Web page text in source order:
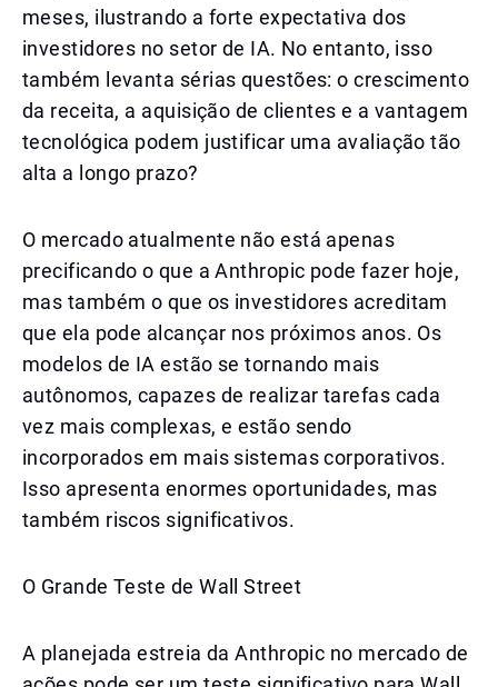
meses, ilustrando a forte expectativa dos
investidores no setor de IA. No entanto, isso
também levanta sérias questões: o crescimento
da receita, a aquisição de clientes e a vantagem
tecnológica podem justificar uma avaliação tão
alta a longo prazo?
O mercado atualmente não está apenas
precificando o que a Anthropic pode fazer hoje,
mas também o que os investidores acreditam
que ela pode alcançar nos próximos anos. Os
modelos de IA estão se tornando mais
autônomos, capazes de realizar tarefas cada
vez mais complexas, e estão sendo
incorporados em mais sistemas corporativos.
Isso apresenta enormes oportunidades, mas
também riscos significativos.
O Grande Teste de Wall Street
A planejada estreia da Anthropic no mercado de